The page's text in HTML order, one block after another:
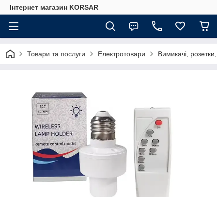
Iнтернет магазин KORSAR
Товари та послуги Електротовари Вимикачі,